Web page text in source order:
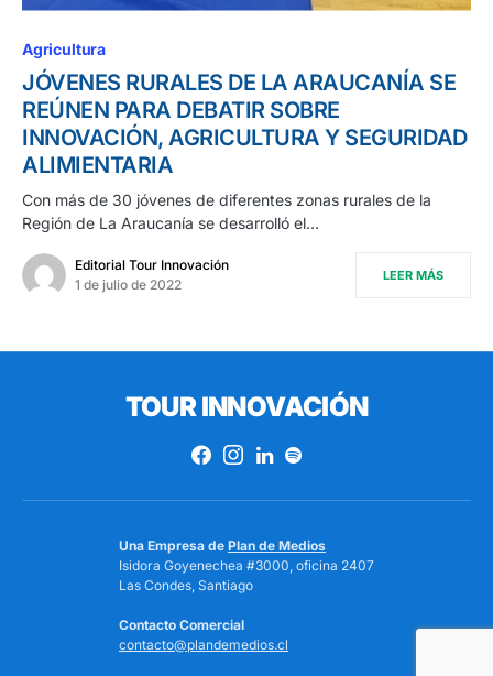
Agricultura
JÓVENES RURALES DE LA ARAUCANÍA SE
REÚNEN PARA DEBATIR SOBRE
INNOVACIÓN, AGRICULTURA Y SEGURIDAD
ALIMIENTARIA
Con más de 30 jóvenes de diferentes zonas rurales de la
Región de La Araucanía se desarrolló el…
Editorial Tour Innovación
1 de julio de 2022
LEER MÁS
TOUR INNOVACIÓN
Una Empresa de Plan de Medios
Isidora Goyenechea #3000, oficina 2407
Las Condes, Santiago
Contacto Comercial
contacto@plandemedios.cl